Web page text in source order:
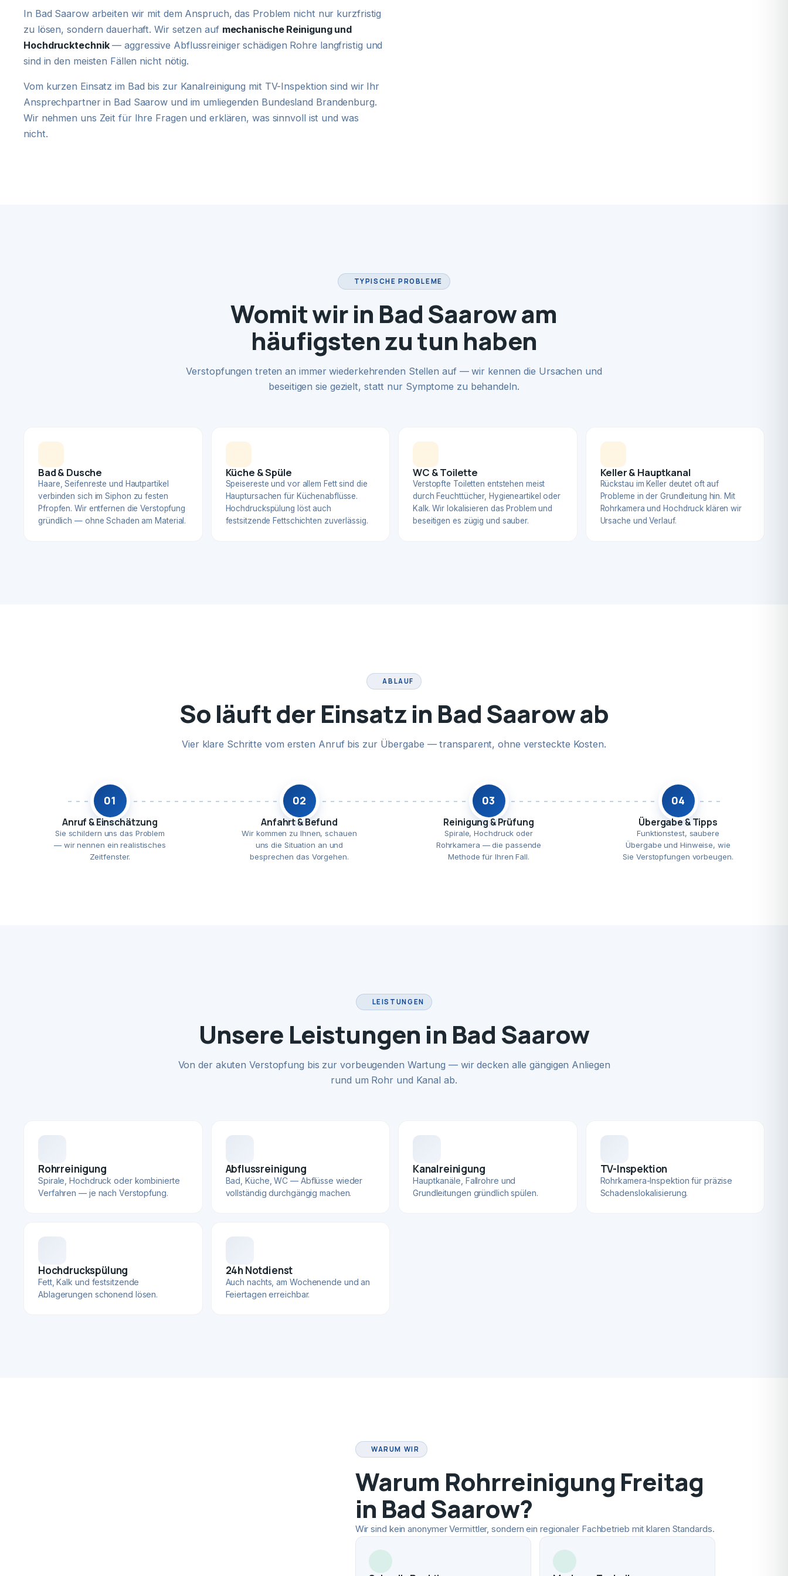
In Bad Saarow arbeiten wir mit dem Anspruch, das Problem nicht nur kurzfristig
zu lösen, sondern dauerhaft. Wir setzen auf mechanische Reinigung und
Hochdrucktechnik— aggressive Abflussreiniger schädigen Rohre langfristig und
sind in den meisten Fällen nicht nötig.
Vom kurzen Einsatz im Bad bis zur Kanalreinigung mit TV-Inspektion sind wir Ihr
Ansprechpartner in Bad Saarow und im umliegenden Bundesland Brandenburg.
Wir nehmen uns Zeit für Ihre Fragen und erklären, was sinnvoll ist und was
nicht.
TYPISCHE PROBLEME
Womit wir in Bad Saarow am
häufigsten zu tun haben
Verstopfungen treten an immer wiederkehrenden Stellen auf — wir kennen die Ursachen und
beseitigen sie gezielt, statt nur Symptome zu behandeln.
Bad & Dusche
Haare, Seifenreste und Hautpartikel
verbinden sich im Siphon zu festen
Pfropfen. Wir entfernen die Verstopfung
gründlich — ohne Schaden am Material.
Küche & Spüle
Speisereste und vor allem Fett sind die
Hauptursachen für Küchenabflüsse.
Hochdruckspülung löst auch
festsitzende Fettschichten zuverlässig.
WC & Toilette
Verstopfte Toiletten entstehen meist
durch Feuchttücher, Hygieneartikel oder
Kalk. Wir lokalisieren das Problem und
beseitigen es zügig und sauber.
Keller & Hauptkanal
Rückstau im Keller deutet oft auf
Probleme in der Grundleitung hin. Mit
Rohrkamera und Hochdruck klären wir
Ursache und Verlauf.
ABLAUF
So läuft der Einsatz in Bad Saarow ab
Vier klare Schritte vom ersten Anruf bis zur Übergabe — transparent, ohne versteckte Kosten.
01
Anruf & Einschätzung
Sie schildern uns das Problem
— wir nennen ein realistisches
Zeitfenster.
02
Anfahrt & Befund
Wir kommen zu Ihnen, schauen
uns die Situation an und
besprechen das Vorgehen.
03
Reinigung & Prüfung
Spirale, Hochdruck oder
Rohrkamera — die passende
Methode für Ihren Fall.
04
Übergabe & Tipps
Funktionstest, saubere
Übergabe und Hinweise, wie
Sie Verstopfungen vorbeugen.
LEISTUNGEN
Unsere Leistungen in Bad Saarow
Von der akuten Verstopfung bis zur vorbeugenden Wartung — wir decken alle gängigen Anliegen
rund um Rohr und Kanal ab.
Rohrreinigung
Spirale, Hochdruck oder kombinierte
Verfahren — je nach Verstopfung.
Abflussreinigung
Bad, Küche, WC — Abflüsse wieder
vollständig durchgängig machen.
Kanalreinigung
Hauptkanäle, Fallrohre und
Grundleitungen gründlich spülen.
TV-Inspektion
Rohrkamera-Inspektion für präzise
Schadenslokalisierung.
Hochdruckspülung
Fett, Kalk und festsitzende
Ablagerungen schonend lösen.
24h Notdienst
Auch nachts, am Wochenende und an
Feiertagen erreichbar.
WARUM WIR
Warum Rohrreinigung Freitag
in Bad Saarow?
Wir sind kein anonymer Vermittler, sondern ein regionaler Fachbetrieb mit klaren Standards.